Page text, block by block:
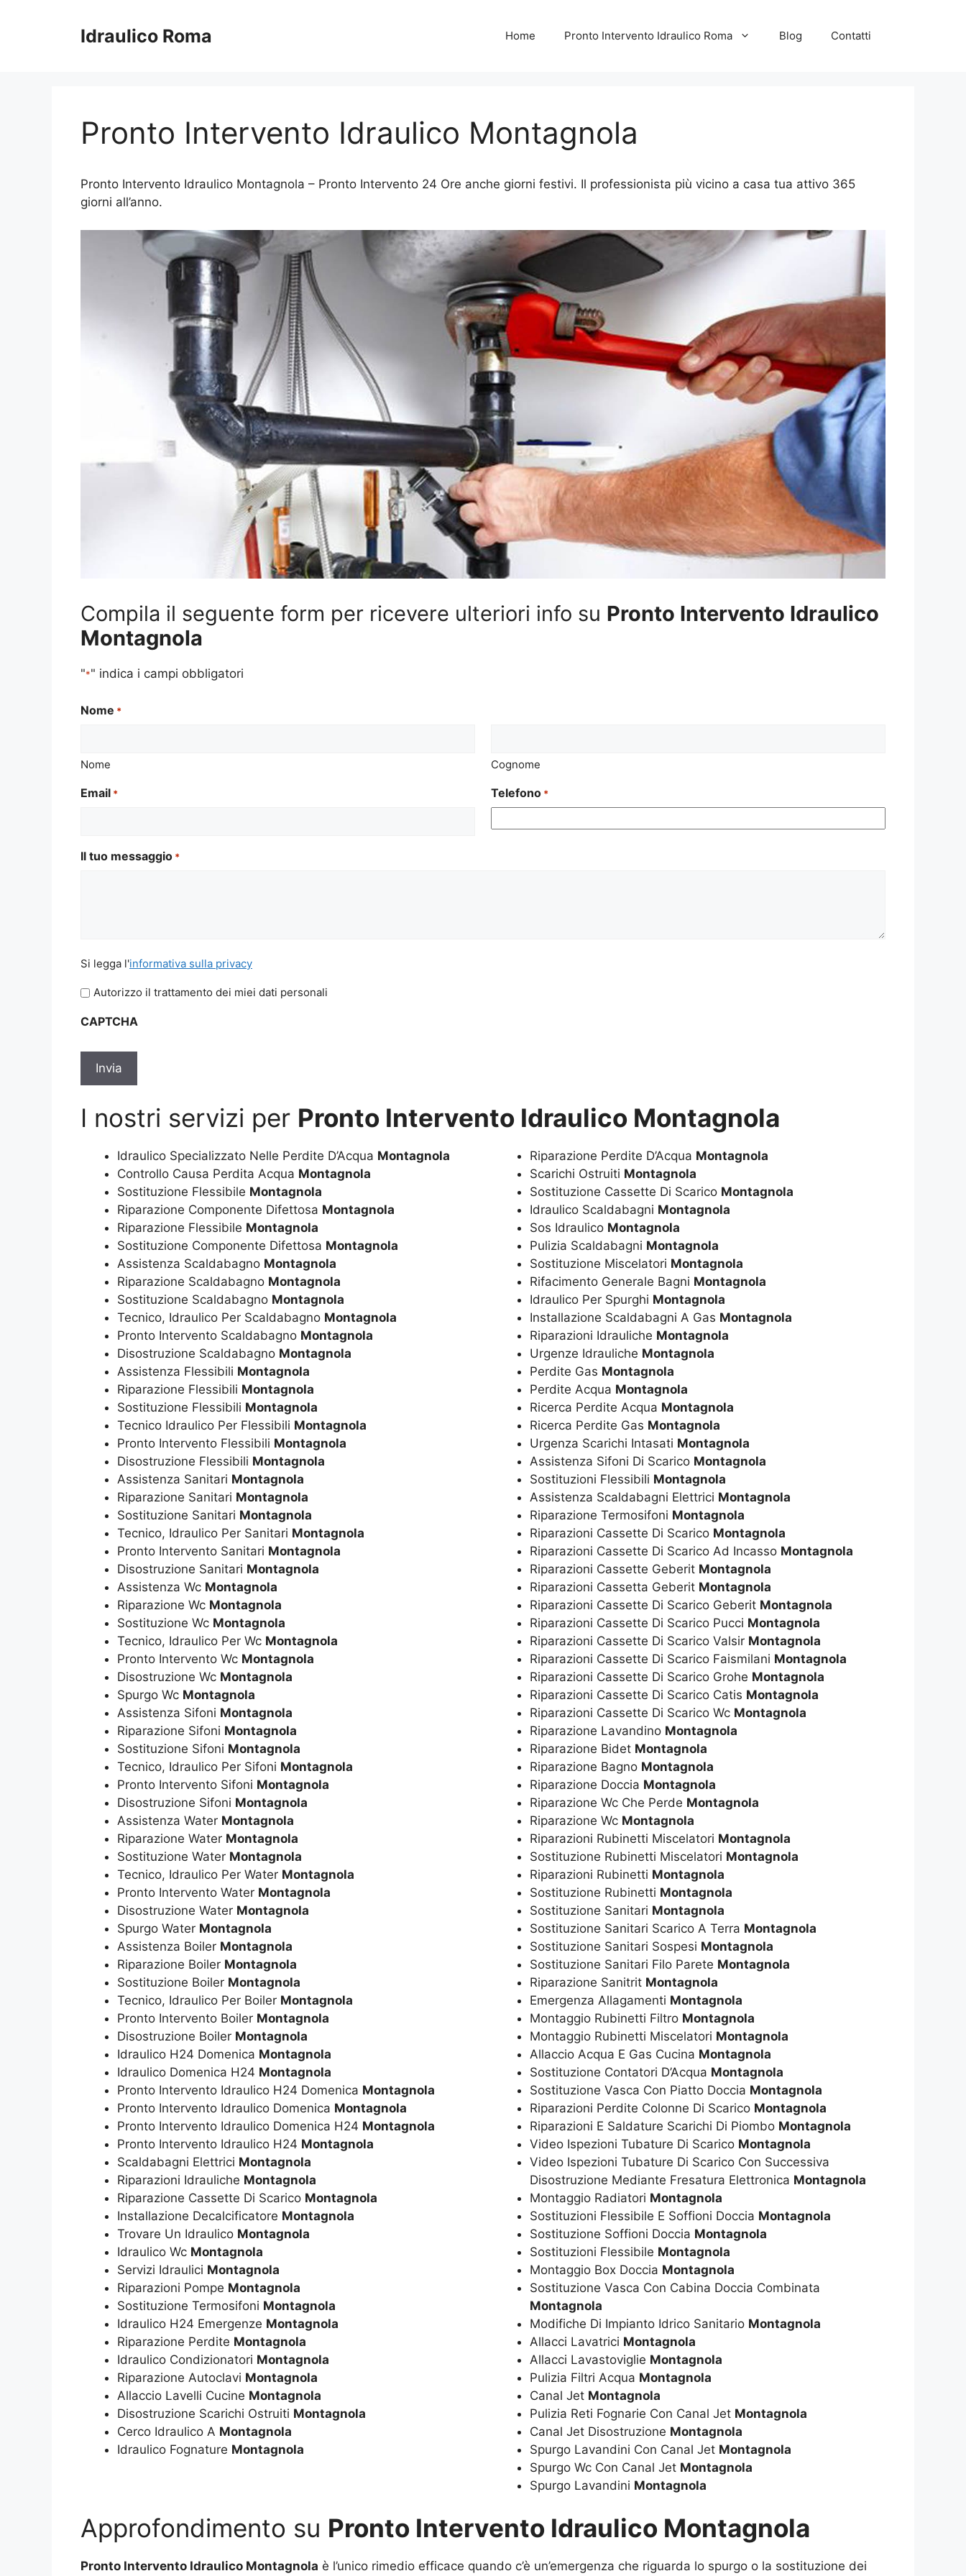
Idraulico Roma Home Pronto Intervento Idraulico Roma Blog Contatti
Pronto Intervento Idraulico Montagnola
Pronto Intervento Idraulico Montagnola – Pronto Intervento 24 Ore anche giorni festivi. Il professionista più vicino a casa tua attivo 365
giorni all’anno.
Compila il seguente form per ricevere ulteriori info su Pronto Intervento Idraulico
Montagnola
"*" indica i campi obbligatori
Nome *
Nome Cognome
Email * Telefono *
Il tuo messaggio *
Si
l'informativa
sulla
*
Si legga l'informativa sulla privacy
Autorizzo il trattamento dei miei dati personali
CAPTCHA
I nostri servizi per Pronto Intervento Idraulico Montagnola
Idraulico Specializzato Nelle Perdite D’Acqua Montagnola
Controllo Causa Perdita Acqua Montagnola
Sostituzione Flessibile Montagnola
Riparazione Componente Difettosa Montagnola
Riparazione Flessibile Montagnola
Sostituzione Componente Difettosa Montagnola
Assistenza Scaldabagno Montagnola
Riparazione Scaldabagno Montagnola
Sostituzione Scaldabagno Montagnola
Tecnico, Idraulico Per Scaldabagno Montagnola
Pronto Intervento Scaldabagno Montagnola
Disostruzione Scaldabagno Montagnola
Assistenza Flessibili Montagnola
Riparazione Flessibili Montagnola
Sostituzione Flessibili Montagnola
Tecnico Idraulico Per Flessibili Montagnola
Pronto Intervento Flessibili Montagnola
Disostruzione Flessibili Montagnola
Assistenza Sanitari Montagnola
Riparazione Sanitari Montagnola
Sostituzione Sanitari Montagnola
Tecnico, Idraulico Per Sanitari Montagnola
Pronto Intervento Sanitari Montagnola
Disostruzione Sanitari Montagnola
Assistenza Wc Montagnola
Riparazione Wc Montagnola
Sostituzione Wc Montagnola
Tecnico, Idraulico Per Wc Montagnola
Pronto Intervento Wc Montagnola
Disostruzione Wc Montagnola
Spurgo Wc Montagnola
Assistenza Sifoni Montagnola
Riparazione Sifoni Montagnola
Sostituzione Sifoni Montagnola
Tecnico, Idraulico Per Sifoni Montagnola
Pronto Intervento Sifoni Montagnola
Disostruzione Sifoni Montagnola
Assistenza Water Montagnola
Riparazione Water Montagnola
Sostituzione Water Montagnola
Tecnico, Idraulico Per Water Montagnola
Pronto Intervento Water Montagnola
Disostruzione Water Montagnola
Spurgo Water Montagnola
Assistenza Boiler Montagnola
Riparazione Boiler Montagnola
Sostituzione Boiler Montagnola
Tecnico, Idraulico Per Boiler Montagnola
Pronto Intervento Boiler Montagnola
Disostruzione Boiler Montagnola
Idraulico H24 Domenica Montagnola
Idraulico Domenica H24 Montagnola
Pronto Intervento Idraulico H24 Domenica Montagnola
Pronto Intervento Idraulico Domenica Montagnola
Pronto Intervento Idraulico Domenica H24 Montagnola
Pronto Intervento Idraulico H24 Montagnola
Scaldabagni Elettrici Montagnola
Riparazioni Idrauliche Montagnola
Riparazione Cassette Di Scarico Montagnola
Installazione Decalcificatore Montagnola
Trovare Un Idraulico Montagnola
Idraulico Wc Montagnola
Servizi Idraulici Montagnola
Riparazioni Pompe Montagnola
Sostituzione Termosifoni Montagnola
Idraulico H24 Emergenze Montagnola
Riparazione Perdite Montagnola
Idraulico Condizionatori Montagnola
Riparazione Autoclavi Montagnola
Allaccio Lavelli Cucine Montagnola
Disostruzione Scarichi Ostruiti Montagnola
Cerco Idraulico A Montagnola
Idraulico Fognature Montagnola
Riparazione Perdite D’Acqua Montagnola
Scarichi Ostruiti Montagnola
Sostituzione Cassette Di Scarico Montagnola
Idraulico Scaldabagni Montagnola
Sos Idraulico Montagnola
Pulizia Scaldabagni Montagnola
Sostituzione Miscelatori Montagnola
Rifacimento Generale Bagni Montagnola
Idraulico Per Spurghi Montagnola
Installazione Scaldabagni A Gas Montagnola
Riparazioni Idrauliche Montagnola
Urgenze Idrauliche Montagnola
Perdite Gas Montagnola
Perdite Acqua Montagnola
Ricerca Perdite Acqua Montagnola
Ricerca Perdite Gas Montagnola
Urgenza Scarichi Intasati Montagnola
Assistenza Sifoni Di Scarico Montagnola
Sostituzioni Flessibili Montagnola
Assistenza Scaldabagni Elettrici Montagnola
Riparazione Termosifoni Montagnola
Riparazioni Cassette Di Scarico Montagnola
Riparazioni Cassette Di Scarico Ad Incasso Montagnola
Riparazioni Cassette Geberit Montagnola
Riparazioni Cassetta Geberit Montagnola
Riparazioni Cassette Di Scarico Geberit Montagnola
Riparazioni Cassette Di Scarico Pucci Montagnola
Riparazioni Cassette Di Scarico Valsir Montagnola
Riparazioni Cassette Di Scarico Faismilani Montagnola
Riparazioni Cassette Di Scarico Grohe Montagnola
Riparazioni Cassette Di Scarico Catis Montagnola
Riparazioni Cassette Di Scarico Wc Montagnola
Riparazione Lavandino Montagnola
Riparazione Bidet Montagnola
Riparazione Bagno Montagnola
Riparazione Doccia Montagnola
Riparazione Wc Che Perde Montagnola
Riparazione Wc Montagnola
Riparazioni Rubinetti Miscelatori Montagnola
Sostituzione Rubinetti Miscelatori Montagnola
Riparazioni Rubinetti Montagnola
Sostituzione Rubinetti Montagnola
Sostituzione Sanitari Montagnola
Sostituzione Sanitari Scarico A Terra Montagnola
Sostituzione Sanitari Sospesi Montagnola
Sostituzione Sanitari Filo Parete Montagnola
Riparazione Sanitrit Montagnola
Emergenza Allagamenti Montagnola
Montaggio Rubinetti Filtro Montagnola
Montaggio Rubinetti Miscelatori Montagnola
Allaccio Acqua E Gas Cucina Montagnola
Sostituzione Contatori D’Acqua Montagnola
Sostituzione Vasca Con Piatto Doccia Montagnola
Riparazioni Perdite Colonne Di Scarico Montagnola
Riparazioni E Saldature Scarichi Di Piombo Montagnola
Video Ispezioni Tubature Di Scarico Montagnola
Video Ispezioni Tubature Di Scarico Con Successiva
Disostruzione Mediante Fresatura Elettronica Montagnola
Montaggio Radiatori Montagnola
Sostituzioni Flessibile E Soffioni Doccia Montagnola
Sostituzione Soffioni Doccia Montagnola
Sostituzioni Flessibile Montagnola
Montaggio Box Doccia Montagnola
Sostituzione Vasca Con Cabina Doccia Combinata
Montagnola
Modifiche Di Impianto Idrico Sanitario Montagnola
Allacci Lavatrici Montagnola
Allacci Lavastoviglie Montagnola
Pulizia Filtri Acqua Montagnola
Canal Jet Montagnola
Pulizia Reti Fognarie Con Canal Jet Montagnola
Canal Jet Disostruzione Montagnola
Spurgo Lavandini Con Canal Jet Montagnola
Spurgo Wc Con Canal Jet Montagnola
Spurgo Lavandini Montagnola
Approfondimento su Pronto Intervento Idraulico Montagnola
Pronto Intervento Idraulico Montagnola è l’unico rimedio efficace quando c’è un’emergenza che riguarda lo spurgo o la sostituzione dei